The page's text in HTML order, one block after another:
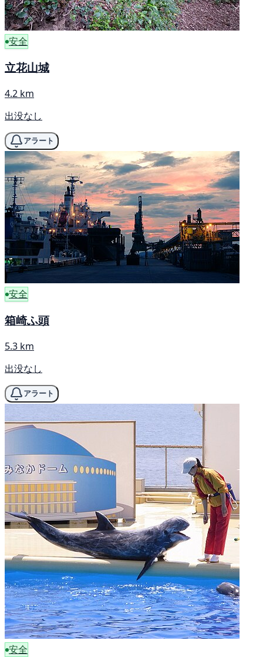
安全
立花山城
4.2 km
出没なし
アラート
安全
箱崎ふ頭
5.3 km
出没なし
アラート
安全